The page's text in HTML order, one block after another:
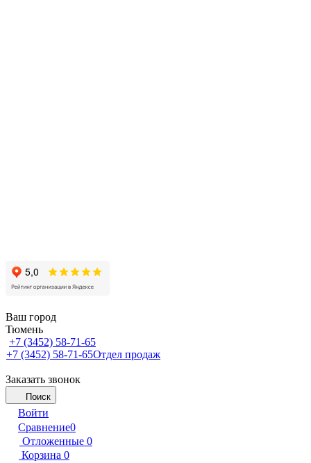
Ваш город
Тюмень
+7 (3452) 58-71-65
+7 (3452) 58-71-65Отдел продаж
Заказать звонок
Поиск
Войти
Сравнение0
Отложенные 0
Корзина 0